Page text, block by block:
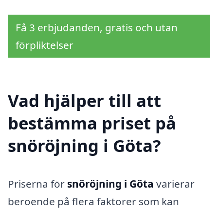
Få 3 erbjudanden, gratis och utan
förpliktelser
Vad hjälper till att
bestämma priset på
snöröjning i Göta?
Priserna för snöröjning i Göta varierar
beroende på flera faktorer som kan